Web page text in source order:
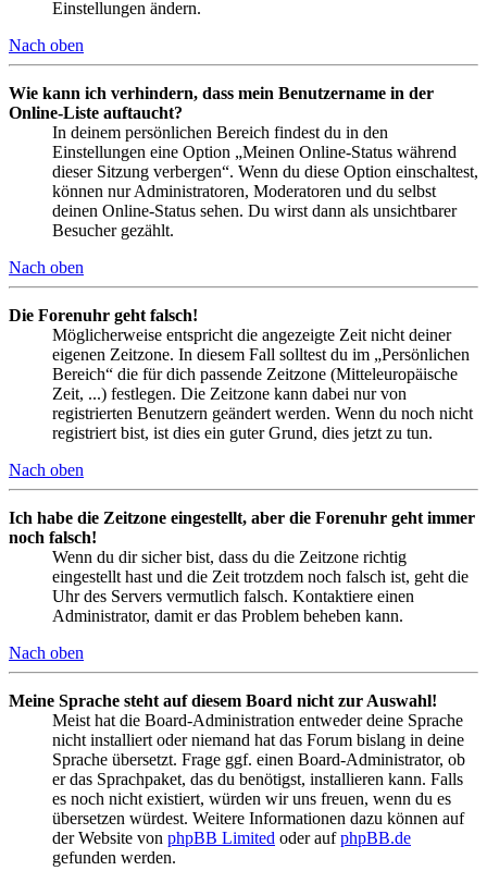
Einstellungen ändern.
Nach oben
Wie kann ich verhindern, dass mein Benutzername in der
Online-Liste auftaucht?
In deinem persönlichen Bereich findest du in den
Einstellungen eine Option „Meinen Online-Status während
dieser Sitzung verbergen“. Wenn du diese Option einschaltest,
können nur Administratoren, Moderatoren und du selbst
deinen Online-Status sehen. Du wirst dann als unsichtbarer
Besucher gezählt.
Nach oben
Die Forenuhr geht falsch!
Möglicherweise entspricht die angezeigte Zeit nicht deiner
eigenen Zeitzone. In diesem Fall solltest du im „Persönlichen
Bereich“ die für dich passende Zeitzone (Mitteleuropäische
Zeit, ...) festlegen. Die Zeitzone kann dabei nur von
registrierten Benutzern geändert werden. Wenn du noch nicht
registriert bist, ist dies ein guter Grund, dies jetzt zu tun.
Nach oben
Ich habe die Zeitzone eingestellt, aber die Forenuhr geht immer
noch falsch!
Wenn du dir sicher bist, dass du die Zeitzone richtig
eingestellt hast und die Zeit trotzdem noch falsch ist, geht die
Uhr des Servers vermutlich falsch. Kontaktiere einen
Administrator, damit er das Problem beheben kann.
Nach oben
Meine Sprache steht auf diesem Board nicht zur Auswahl!
Meist hat die Board-Administration entweder deine Sprache
nicht installiert oder niemand hat das Forum bislang in deine
Sprache übersetzt. Frage ggf. einen Board-Administrator, ob
er das Sprachpaket, das du benötigst, installieren kann. Falls
es noch nicht existiert, würden wir uns freuen, wenn du es
übersetzen würdest. Weitere Informationen dazu können auf
der Website von phpBB Limited oder aufphpBB.de
gefunden werden.